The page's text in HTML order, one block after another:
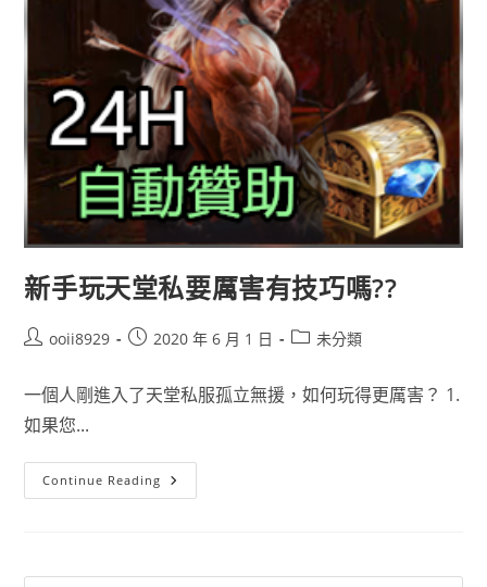
新手玩天堂私要厲害有技巧嗎??
ooii8929 2020 年 6 月 1 日 未分類
一個人剛進入了天堂私服孤立無援，如何玩得更厲害？ 1.
如果您...
Continue Reading